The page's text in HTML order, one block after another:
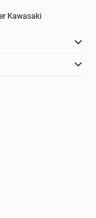
Kawasaki